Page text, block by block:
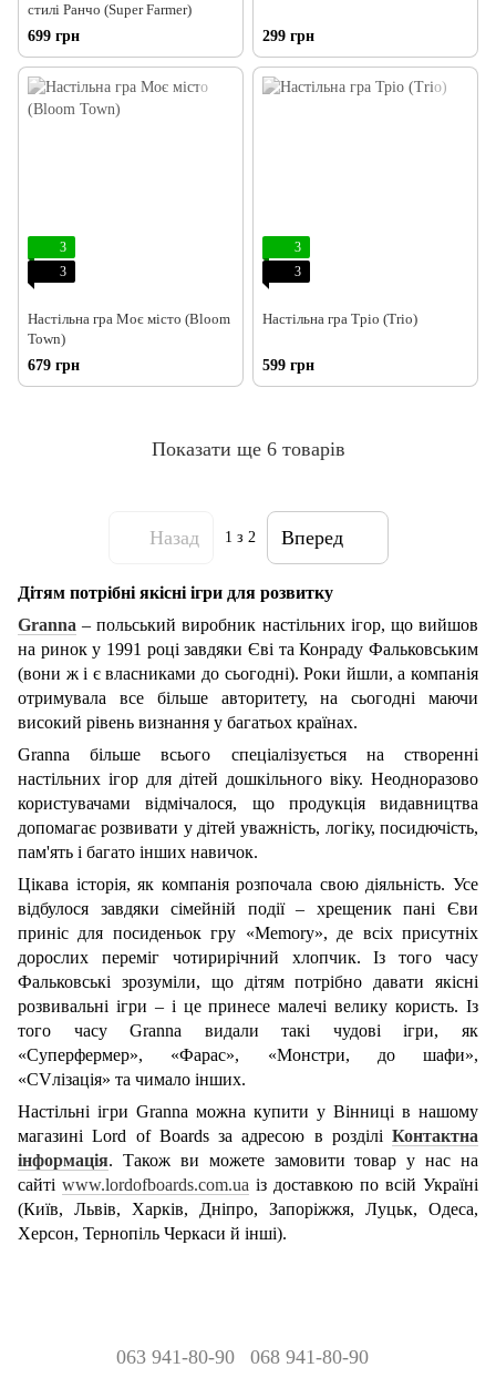
Дітям потрібні якісні ігри для розвитку
Granna – польський виробник настільних ігор, що вийшов
на ринок у 1991 році завдяки Єві та Конраду Фальковським
(вони ж і є власниками до сьогодні). Роки йшли, а компанія
отримувала все більше авторитету, на сьогодні маючи
високий рівень визнання у багатьох країнах.
Granna більше всього спеціалізується на створенні
настільних ігор для дітей дошкільного віку. Неодноразово
користувачами відмічалося, що продукція видавництва
допомагає розвивати у дітей уважність, логіку, посидючість,
пам'ять і багато інших навичок.
Цікава історія, як компанія розпочала свою діяльність. Усе
відбулося завдяки сімейній події – хрещеник пані Єви
приніс для посиденьок гру «Memory», де всіх присутніх
дорослих переміг чотирирічний хлопчик. Із того часу
Фальковські зрозуміли, що дітям потрібно давати якісні
розвивальні ігри – і це принесе малечі велику користь. Із
того часу Granna видали такі чудові ігри, як
«Суперфермер», «Фарас», «Монстри, до шафи»,
«CVлізація» та чимало інших.
Настільні ігри Granna можна купити у Вінниці в нашому
магазині Lord of Boards за адресою в розділі Контактна
інформація. Також ви можете замовити товар у нас на
сайті www.lordofboards.com.ua із доставкою по всій Україні
(Київ, Львів, Харків, Дніпро, Запоріжжя, Луцьк, Одеса,
Херсон, Тернопіль Черкаси й інші).
стилі Ранчо (Super Farmer)
699 грн
299 грн
3
3
Настільна гра Моє місто (Bloom
Town)
679 грн
3
3
Настільна гра Тріо (Trio)
599 грн
Показати ще 6 товарів
Назад 1 з 2 Вперед
063 941-80-90 068 941-80-90